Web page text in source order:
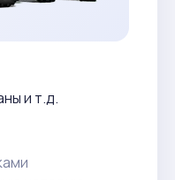
и т.д.